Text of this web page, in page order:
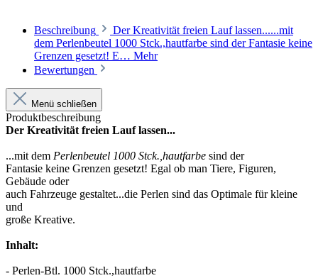
Beschreibung
Der Kreativität freien Lauf lassen......mit
dem Perlenbeutel 1000 Stck.,hautfarbe sind der Fantasie keine
Grenzen gesetzt! E… Mehr
Bewertungen
Menü schließen
Produktbeschreibung
Der Kreativität freien Lauf lassen...
...mit dem Perlenbeutel 1000 Stck.,hautfarbe sind der
Fantasie keine Grenzen gesetzt! Egal ob man Tiere, Figuren,
Gebäude oder
auch Fahrzeuge gestaltet...die Perlen sind das Optimale für kleine
und
große Kreative.
Inhalt:
- Perlen-Btl. 1000 Stck.,hautfarbe